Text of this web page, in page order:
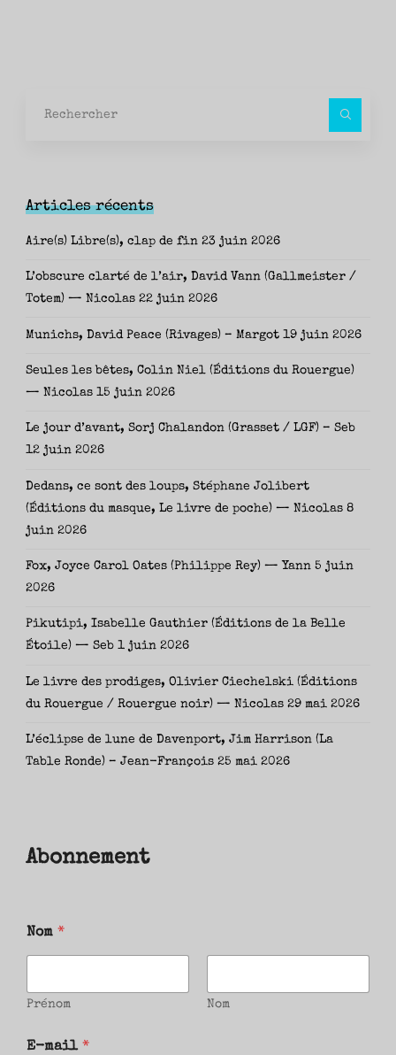
Articles récents
Aire(s) Libre(s), clap de fin 23 juin 2026
L’obscure clarté de l’air, David Vann (Gallmeister /
Totem) — Nicolas 22 juin 2026
Munichs, David Peace (Rivages) – Margot 19 juin 2026
Seules les bêtes, Colin Niel (Éditions du Rouergue)
— Nicolas 15 juin 2026
Le jour d’avant, Sorj Chalandon (Grasset / LGF) – Seb
12 juin 2026
Dedans, ce sont des loups, Stéphane Jolibert
(Éditions du masque, Le livre de poche) — Nicolas 8
juin 2026
Fox, Joyce Carol Oates (Philippe Rey) — Yann 5 juin
2026
Pikutipi, Isabelle Gauthier (Éditions de la Belle
Étoile) — Seb 1 juin 2026
Le livre des prodiges, Olivier Ciechelski (Éditions
du Rouergue / Rouergue noir) — Nicolas 29 mai 2026
L’éclipse de lune de Davenport, Jim Harrison (La
Table Ronde) – Jean-François 25 mai 2026
Abonnement
Nom *
Prénom Nom
E-mail *